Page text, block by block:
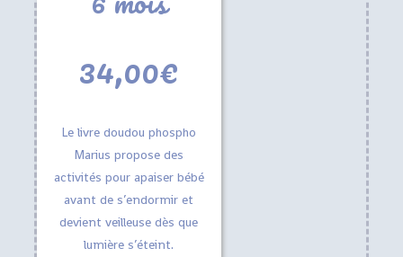
34,00€
Le livre doudou phospho
Marius propose des
activités pour apaiser bébé
avant de s’endormir et
devient veilleuse dès que
lumière s’éteint.